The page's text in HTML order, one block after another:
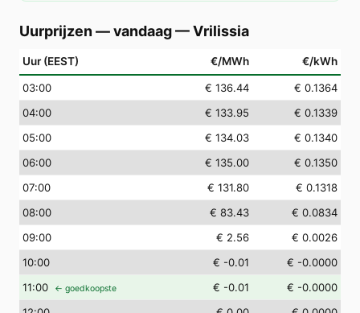
Uurprijzen — vandaag—Vrilissia
Uur (EEST) €/MWh €/kWh
03:00 € 136.44
€ 0.1364
04:00 € 133.95
€ 0.1339
05:00 € 134.03
€ 0.1340
06:00 € 135.00
€ 0.1350
07:00 € 131.80
€ 0.1318
08:00 € 83.43
€ 0.0834
09:00 € 2.56
€ 0.0026
10:00 € -0.01
€ -0.0000
11:00 ← goedkoopste € -0.01
€ -0.0000